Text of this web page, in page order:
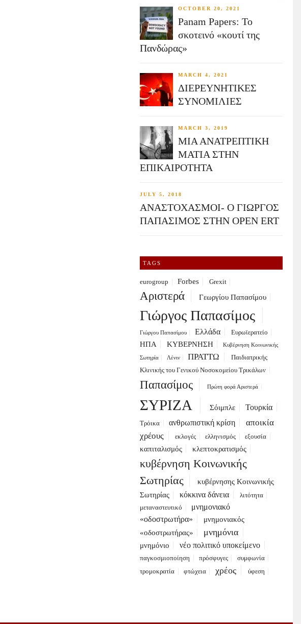
OCTOBER 20, 2021
Panam Papers: Το
σκοτεινό «κουτί της
Πανδώρας»
MARCH 4, 2021
ΔΙΕΡΕΥΝΗΤΙΚΕΣ
ΣΥΝΟΜΙΛΙΕΣ
MARCH 3, 2019
ΜΙΑ ΑΝΑΤΡΕΠΤΙΚΗ
ΜΑΤΙΑ ΣΤΗΝ
ΕΠΙΚΑΙΡΟΤΗΤΑ
JULY 5, 2018
ΑΝΑΣΤΟΧΑΣΜΟΙ- Ο ΓΙΩΡΓΟΣ
ΠΑΠΑΣΙΜΟΣ ΣΤΗΝ OPEN ERT
TAGS
eurogroup Forbes Grexit
Αριστερά Γεωργίου Παπασίμου
Γιώργος Παπασίμος
Γιώργου Παπασίμου Ελλάδα Ευρωϊερατείο
ΗΠΑ ΚΥΒΕΡΝΗΣΗ Κυβέρνηση Κοινωνικής
Σωτηρία Λένιν ΠΡΑΤΤΩ
Παιδιατρικής
Κλινικής του Γενικού Νοσοκομείου Τρικάλων
Παπασίμος Πρώτη φορά Αριστερά
ΣΥΡΙΖΑ Σόιμπλε Τουρκία
Τρόικα ανθρωπιστική κρίση
αποικία
χρέους
εκλογές ελληνισμός εξουσία
καπιταλισμός κλεπτοκρατισμός
κυβέρνηση Κοινωνικής
Σωτηρίας
κυβέρνησης Κοινωνικής
Σωτηρίας
κόκκινα δάνεια
λιτότητα
μεταναστευτικό
μνημονιακό
«οδοστρωτήρα»
μνημονιακός
«οδοστρωτήρας»
μνημόνια
μνημόνιο νέο πολιτικό υποκείμενο
παγκοσμιοποίηση πρόσφυγες
συμφωνία
τρομοκρατία
φτώχεια χρέος ύφεση